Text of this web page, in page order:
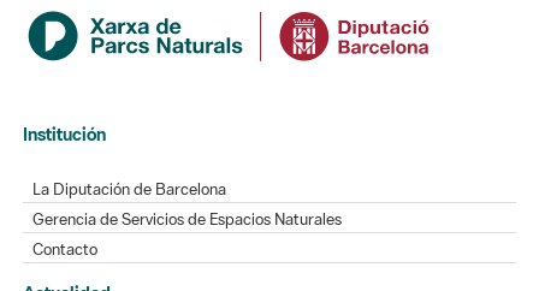
Institución
La Diputación de Barcelona
Gerencia de Servicios de Espacios Naturales
Contacto